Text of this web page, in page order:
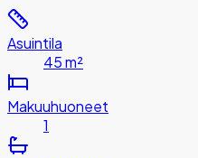
Asuintila
45 m²
Makuuhuoneet
1